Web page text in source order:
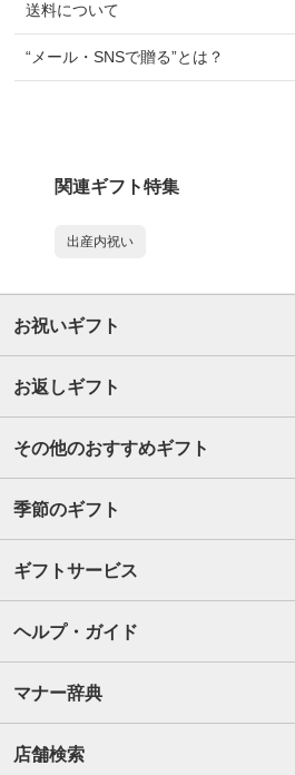
送料について
“メール・SNSで贈る”とは？
関連ギフト特集
出産内祝い
お祝いギフト
お返しギフト
その他のおすすめギフト
季節のギフト
ギフトサービス
ヘルプ・ガイド
マナー辞典
店舗検索